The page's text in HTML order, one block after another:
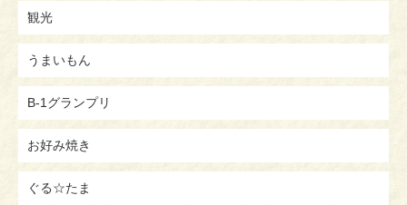
観光
うまいもん
B-1グランプリ
お好み焼き
ぐる☆たま